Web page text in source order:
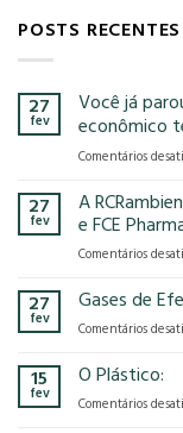
POSTS RECENTES
27
fev
Você já
econômico
Comentários
27
fev
A
e FCE
Comentários
27
fev
Gases de
Comentários
15
fev
O Plástico:
Comentários